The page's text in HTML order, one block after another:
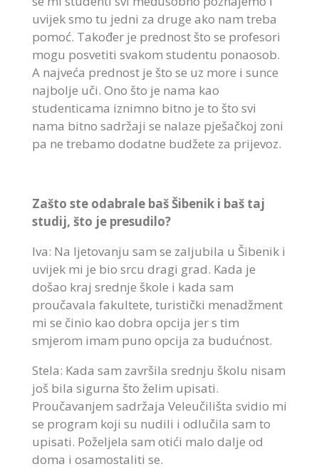
uvijek smo tu jedni za druge ako nam treba
pomoć. Također je prednost što se profesori
mogu posvetiti svakom studentu ponaosob.
A najveća prednost je što se uz more i sunce
najbolje uči. Ono što je nama kao
studenticama iznimno bitno je to što svi
nama bitno sadržaji se nalaze pješačkoj zoni
pa ne trebamo dodatne budžete za prijevoz.
Zašto ste odabrale baš Šibenik i baš taj
studij, što je presudilo?
Iva: Na ljetovanju sam se zaljubila u Šibenik i
uvijek mi je bio srcu dragi grad. Kada je
došao kraj srednje škole i kada sam
proučavala fakultete, turistički menadžment
mi se činio kao dobra opcija jer s tim
smjerom imam puno opcija za budućnost.
Stela: Kada sam završila srednju školu nisam
još bila sigurna što želim upisati.
Proučavanjem sadržaja Veleučilišta svidio mi
se program koji su nudili i odlučila sam to
upisati. Poželjela sam otići malo dalje od
doma i osamostaliti se.